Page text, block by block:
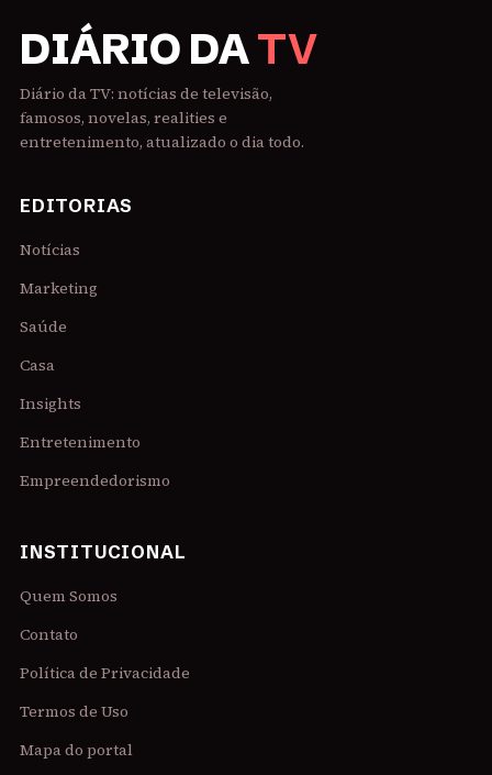
DIÁRIO DATV
Diário da TV: notícias de televisão,
famosos, novelas, realities e
entretenimento, atualizado o dia todo.
EDITORIAS
Notícias
Marketing
Saúde
Casa
Insights
Entretenimento
Empreendedorismo
INSTITUCIONAL
Quem Somos
Contato
Política de Privacidade
Termos de Uso
Mapa do portal